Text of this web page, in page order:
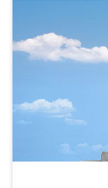
ينصح بووثمَن
يلتقي بشخصٍ
أو حتى لغة
يُفضل أن تضع يديك
أزرار سترتك
- من إحساس
أقم
من الأجدر بك أن